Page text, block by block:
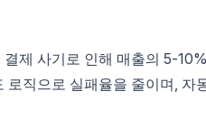
제 사기로 인해 매출의 5-
직으로 실패율을 줄이며, 자